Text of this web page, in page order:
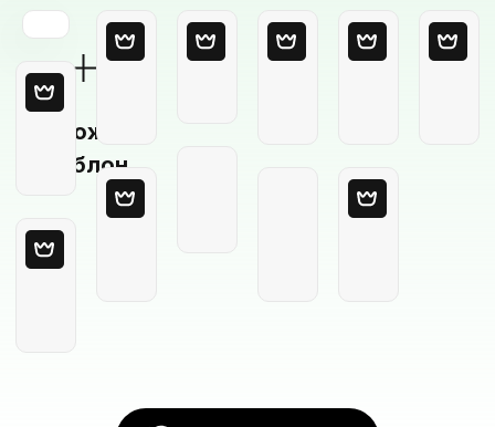
Порожній
шаблон